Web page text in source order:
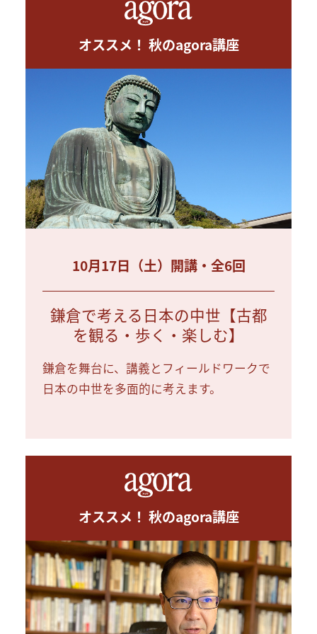
オススメ！ 秋のagora講座
10月17日（土）開講・全6回
鎌倉で考える日本の中世【古都
を観る・歩く・楽しむ】
鎌倉を舞台に、講義とフィールドワークで
日本の中世を多面的に考えます。
オススメ！ 秋のagora講座